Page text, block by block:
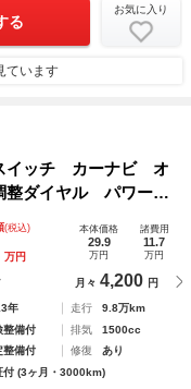
る
お気に入り
ています
イッチ カーナビ オ
ダイヤル パワーウ
リー
(税込)
万円
本体価格
29.9
万円
諸費用
11.7
万円
月々 4,200 円
年 走行
9.8万km
整備付 排気
1500cc
整備付 修復
あり
付 (3ヶ月・3000km)